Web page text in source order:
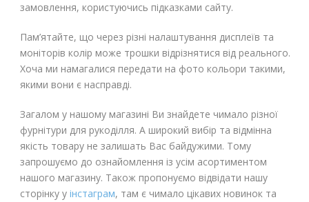
замовлення, користуючись підказками сайту.
Пам’ятайте, що через різні налаштування дисплеїв та
моніторів колір може трошки відрізнятися від реального.
Хоча ми намагалися передати на фото кольори такими,
якими вони є насправді.
Загалом у нашому магазині Ви знайдете чимало різної
фурнітури для рукоділля. А широкий вибір та відмінна
якість товару не залишать Вас байдужими. Тому
запрошуємо до ознайомлення із усім асортиментом
нашого магазину. Також пропонуємо відвідати нашу
сторінку у інстаграм, там є чимало цікавих новинок та